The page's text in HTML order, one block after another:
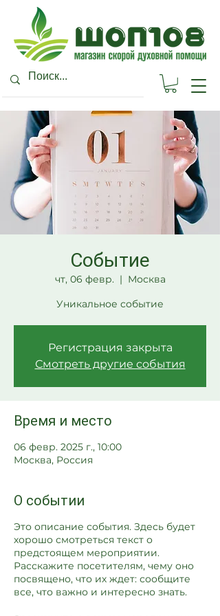
Событие
чт, 06 февр.
  |
Москва
Уникальное событие
Регистрация закрыта
Смотреть другие события
Время и место
06 февр. 2025 г., 10:00
Москва, Россия
О событии
Это описание события. Здесь будет
хорошо смотреться текст о
предстоящем мероприятии.
Расскажите посетителям, чему оно
посвящено, что их ждет: сообщите
все, что важно и интересно знать.